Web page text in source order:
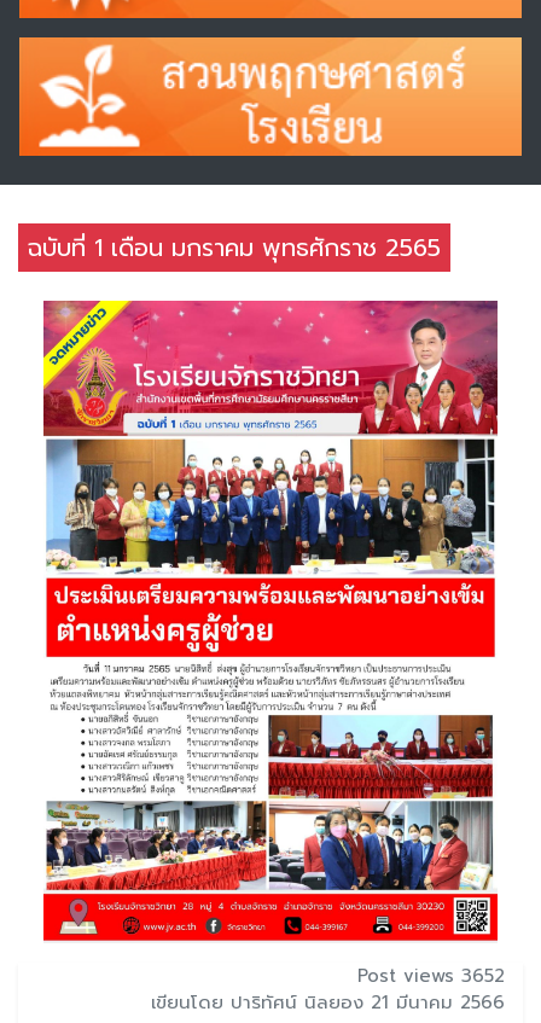
ฉบับที่ 1 เดือน มกราคม พุทธศักราช 2565
Post views 3652
เขียนโดย ปาริทัศน์ นิลยอง 21 มีนาคม 2566